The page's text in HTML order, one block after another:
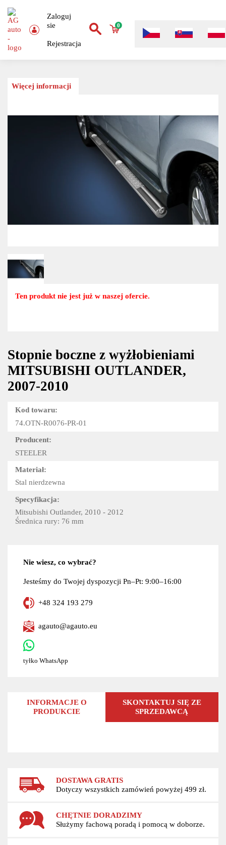
Zaloguj
sie
Rejestracja
0
Więcej informacji
Stopnie boczne z wyżłobieniami
MITSUBISHI OUTLANDER,
2007-2010
Kod towaru:
74.OTN-R0076-PR-01
Producent:
STEELER
Materiał:
Stal nierdzewna
Specyfikacja:
Mitsubishi Outlander, 2010 - 2012
Średnica rury: 76 mm
Ten produkt nie jest już w naszej ofercie.
Nie wiesz, co wybrać?
Jesteśmy do Twojej dyspozycji Pn–Pt: 9:00–16:00
+48 324 193 279
agauto@agauto.eu
tyłko WhatsApp
INFORMACJE O
PRODUKCIE
SKONTAKTUJ SIĘ ZE
SPRZEDAWCĄ
DOSTAWA GRATIS
Dotyczy wszystkich zamówień powyżej 499 zł.
CHĘTNIE DORADZIMY
Służymy fachową poradą i pomocą w doborze.